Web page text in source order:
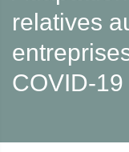
relatives
COVID-